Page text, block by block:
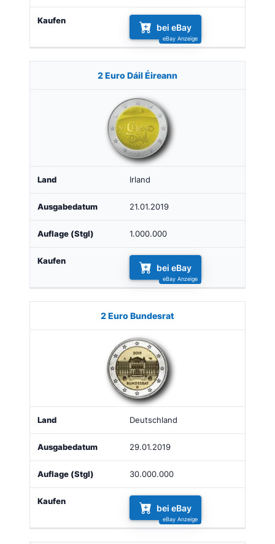
bei eBay
2 Euro Dáil Éireann
Irland
21.01.2019
1.000.000
bei eBay
2 Euro Bundesrat
Deutschland
29.01.2019
30.000.000
bei eBay